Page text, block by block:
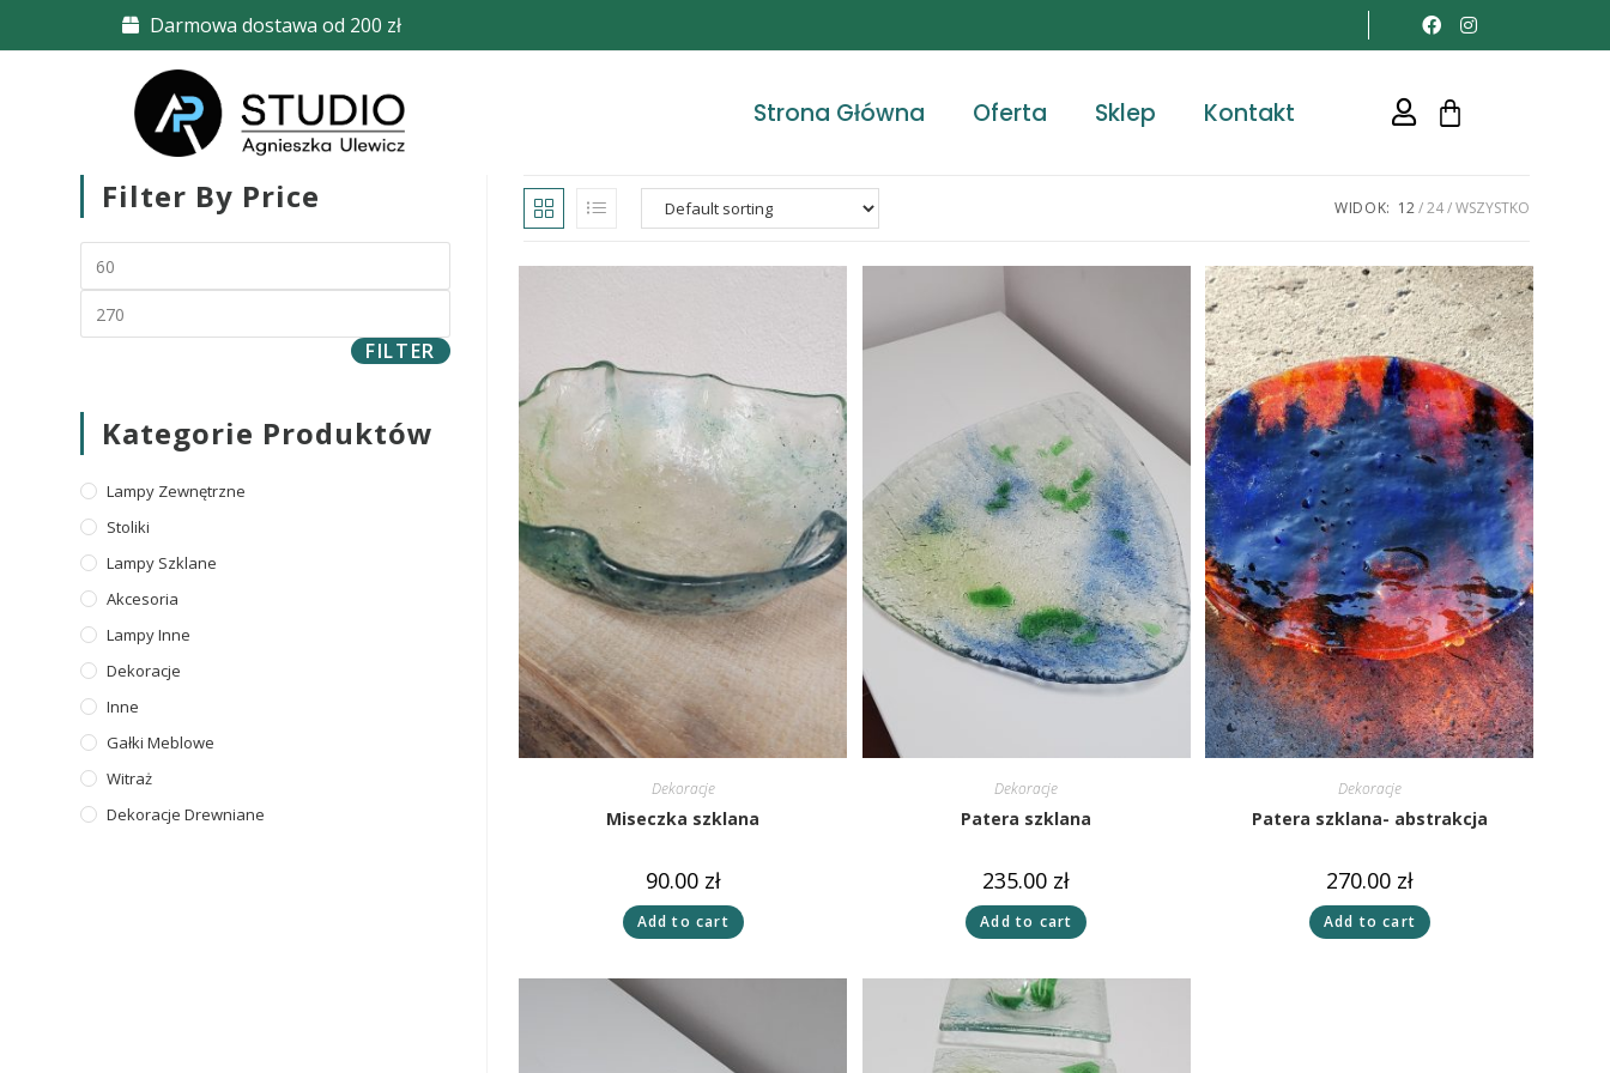
Darmowa dostawa od 200 zł
Strona Główna Oferta Sklep Kontakt
WIDOK: 12 24 WSZYSTKO
Dekoracje
Miseczka szklana
90.00 zł
Add to cart
Dekoracje
Patera szklana
235.00 zł
Add to cart
Dekoracje
Patera szklana- abstrakcja
270.00 zł
Add to cart
Filter By Price
FILTER
Kategorie Produktów
Lampy Zewnętrzne
Stoliki
Lampy Szklane
Akcesoria
Lampy Inne
Dekoracje
Inne
Gałki Meblowe
Witraż
Dekoracje Drewniane